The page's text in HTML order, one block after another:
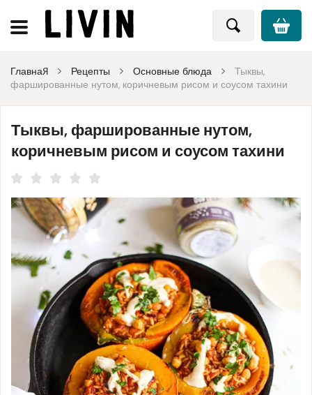
Главная Рецепты Основные блюда
Тыквы,
фаршированные нутом, коричневым рисом и соусом тахини
Тыквы, фаршированные нутом,
коричневым рисом и соусом тахини